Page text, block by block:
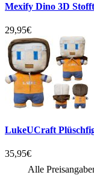
Mexify Dino 3D
29,95€
LukeUCraft
35,95€
Alle